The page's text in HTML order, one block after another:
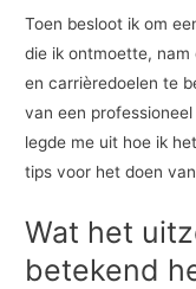
Toen besloot ik om
die ik ontmoette, nam
en carrièredoelen te
van een
legde me uit hoe ik
tips voor het doen
Wat het
betekend